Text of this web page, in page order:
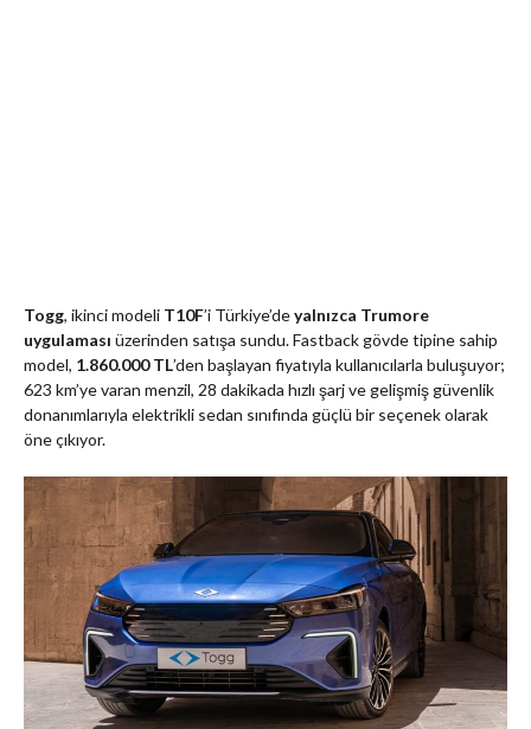
Togg, ikinci modeli T10F’i Türkiye’deyalnızca Trumore
uygulaması üzerinden satışa sundu. Fastback gövde tipine sahip
model, 1.860.000 TL’den başlayan fiyatıyla kullanıcılarla buluşuyor;
623 km’ye varan menzil, 28 dakikada hızlı şarj ve gelişmiş güvenlik
donanımlarıyla elektrikli sedan sınıfında güçlü bir seçenek olarak
öne çıkıyor.